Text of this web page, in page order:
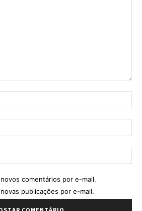
comentários por e-mail.
publicações por e-mail.